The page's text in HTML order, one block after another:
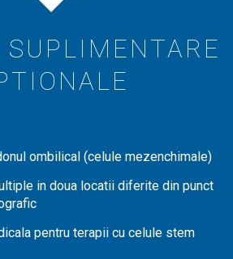
ombilical (celule mezenchimale)
in doua locatii diferite din punct
pentru terapii cu celule stem